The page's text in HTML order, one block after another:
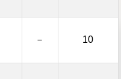
－ 10